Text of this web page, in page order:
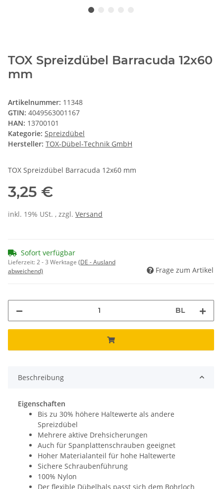
TOX Spreizdübel Barracuda 12x60
mm
Artikelnummer: 11348
GTIN: 4049563001167
HAN: 13700101
Kategorie: Spreizdübel
Hersteller: TOX-Dübel-Technik GmbH
TOX Spreizdübel Barracuda 12x60 mm
3,25 €
inkl. 19% USt. , zzgl. Versand
Sofort verfügbar
Lieferzeit:2 - 3 Werktage (DE - Ausland
abweichend)
Frage zum Artikel
BL
Beschreibung
Eigenschaften
Bis zu 30% höhere Haltewerte als andere
Spreizdübel
Mehrere aktive Drehsicherungen
Auch für Spanplattenschrauben geeignet
Hoher Materialanteil für hohe Haltewerte
Sichere Schraubenführung
100% Nylon
Der flexible Dübelhals passt sich dem Bohrloch